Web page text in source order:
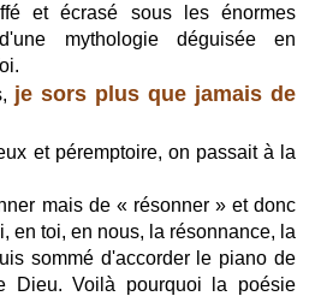
et écrasé sous les énormes
mythologie déguisée en
je sors plus que jamais de
et péremptoire, on passait à la
mais de « résonner » et donc
en toi, en nous, la résonnance, la
sommé d'accorder le piano de
Dieu. Voilà pourquoi la poésie